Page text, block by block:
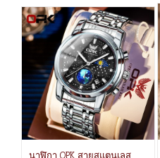
นาฬิกา OPK สายสแตนเลส